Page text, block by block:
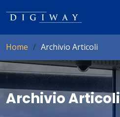
Home Archivio Articoli
Archivio Articoli